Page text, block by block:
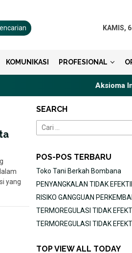
KAMIS,
KOMUNIKASI PROFESIONAL
Aksioma
yang
SEARCH
Cari
untuk:
POS-POS TERBARU
Toko Tani Berkah Bombana
PENYANGKALAN TIDAK
RISIKO GANGGUAN
TERMOREGULASI TIDAK
TERMOREGULASI TIDAK
TOP VIEW ALL TODAY